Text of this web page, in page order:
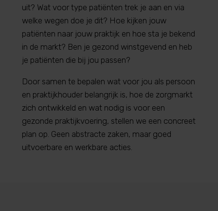
uit? Wat voor type patiënten trek je aan en via
welke wegen doe je dit? Hoe kijken jouw
patiënten naar jouw praktijk en hoe sta je bekend
in de markt? Ben je gezond winstgevend en heb
je patiënten die bij jou passen?
Door samen te bepalen wat voor jou als persoon
en praktijkhouder belangrijk is, hoe de zorgmarkt
zich ontwikkeld en wat nodig is voor een
gezonde praktijkvoering, stellen we een concreet
plan op. Geen abstracte zaken, maar goed
uitvoerbare en werkbare acties.